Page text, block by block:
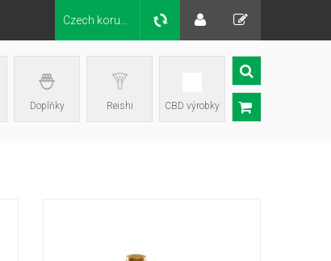
Doplňky Reishi CBD výrobky